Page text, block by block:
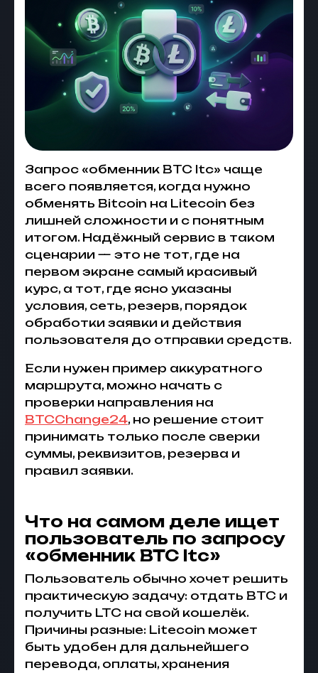
Запрос «обменник BTC ltc» чаще
всего появляется, когда нужно
обменять Bitcoin на Litecoin без
лишней сложности и с понятным
итогом. Надёжный сервис в таком
сценарии — это не тот, где на
первом экране самый красивый
курс, а тот, где ясно указаны
условия, сеть, резерв, порядок
обработки заявки и действия
пользователя до отправки средств.
Если нужен пример аккуратного
маршрута, можно начать с
проверки направления на
BTCChange24, но решение стоит
принимать только после сверки
суммы, реквизитов, резерва и
правил заявки.
Что на самом деле ищет
пользователь по запросу
«обменник BTC ltc»
Пользователь обычно хочет решить
практическую задачу: отдать BTC и
получить LTC на свой кошелёк.
Причины разные: Litecoin может
быть удобен для дальнейшего
перевода, оплаты, хранения